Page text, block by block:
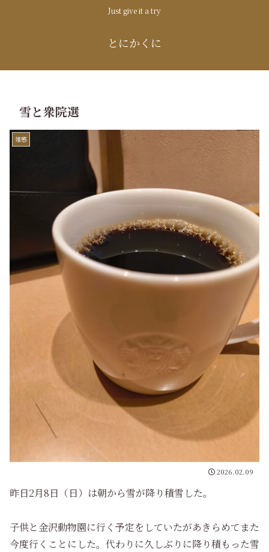
Just give it a try
とにかくに
雪と衆院選
雑感
2026.02.09
昨日2月8日（日）は朝から雪が降り積雪した。
子供と金沢動物園に行く予定をしていたがあきらめてまた
今度行くことにした。代わりに久しぶりに降り積もった雪